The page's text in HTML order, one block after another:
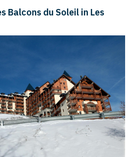
Balcons du Soleil in Les